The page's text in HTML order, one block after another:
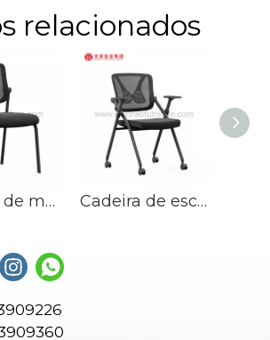
relacionados
Cadeiras de mesa de treinamento de mesa de cadeira e computador com armação de aço Cadeira de escrivaninha de treinamento na China com rodízios e mesa de computador